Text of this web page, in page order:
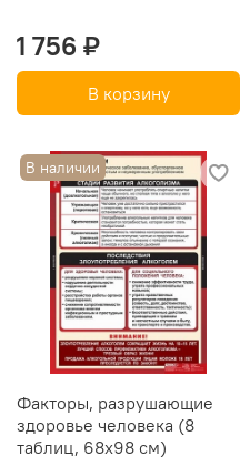
1 756 ₽
В корзину
В наличии
Факторы, разрушающие
здоровье человека (8
таблиц, 68х98 см)